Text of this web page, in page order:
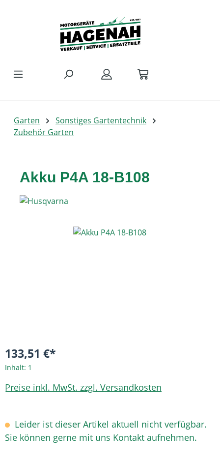
Garten
Sonstiges Gartentechnik
Zubehör Garten
Akku P4A 18-B108
Bildergalerie überspringen
133,51 €*
Inhalt: 1
Preise inkl. MwSt. zzgl. Versandkosten
Leider ist dieser Artikel aktuell nicht verfügbar.
Sie können gerne mit uns Kontakt aufnehmen.